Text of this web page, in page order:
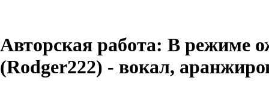
Авторская работа: В режиме
(Rodger222) - вокал,